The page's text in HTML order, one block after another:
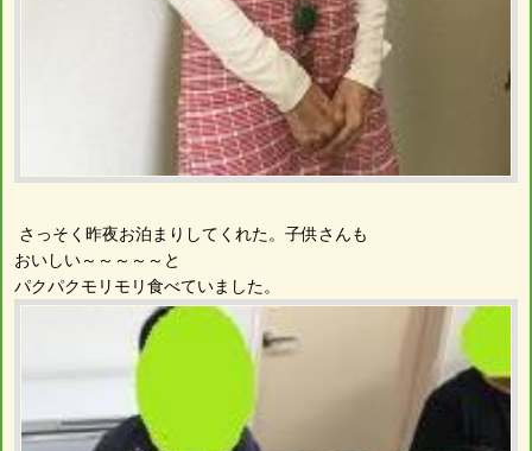
さっそく昨夜お泊まりしてくれた。子供さんも
おいしい～～～～～と
パクパクモリモリ食べていました。